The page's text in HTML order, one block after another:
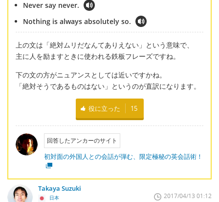
Never say never.
Nothing is always absolutely so.
上の文は「絶対ムリだなんてありえない」という意味で、
主に人を励ますときに使われる鉄板フレーズですね。
下の文の方がニュアンスとしては近いですかね。
「絶対そうであるものはない」というのが直訳になります。
役に立った 15
回答したアンカーのサイト
初対面の外国人との会話が弾む、限定極秘の英会話術！
Takaya Suzuki
日本 2017/04/13 01:12